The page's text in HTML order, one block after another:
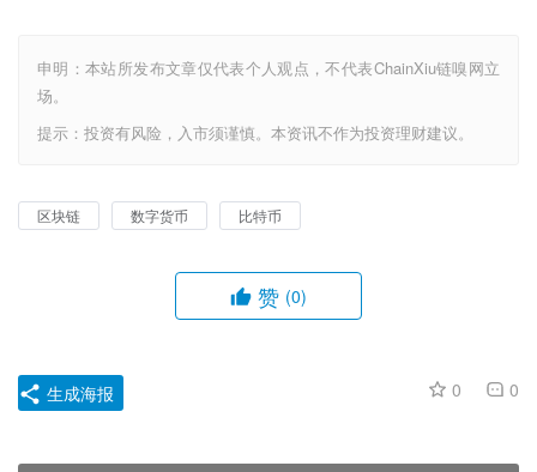
申明：本站所发布文章仅代表个人观点，不代表ChainXiu链嗅网立
场。
提示：投资有风险，入市须谨慎。本资讯不作为投资理财建议。
区块链 数字货币 比特币
赞 (0)
0 0
生成海报